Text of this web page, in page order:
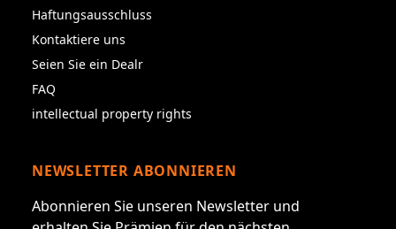
Haftungsausschluss
Kontaktiere uns
Seien Sie ein Dealr
FAQ
intellectual property rights
NEWSLETTER ABONNIEREN
Abonnieren Sie unseren Newsletter und